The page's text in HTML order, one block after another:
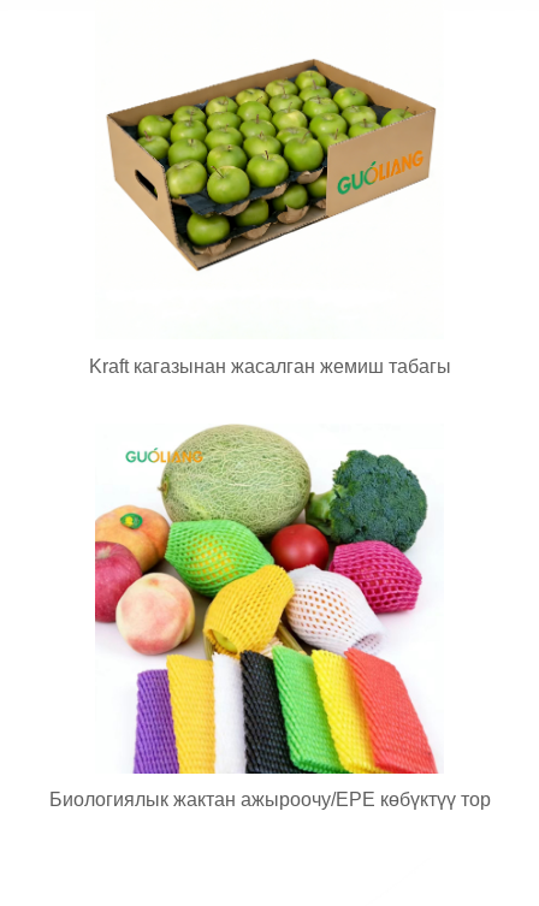
Kraft кагазынан жасалган жемиш табагы
Биологиялык жактан ажыроочу/EPE көбүктүү тор